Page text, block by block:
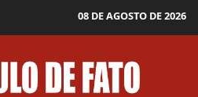
08 DE AGOSTO DE 2026